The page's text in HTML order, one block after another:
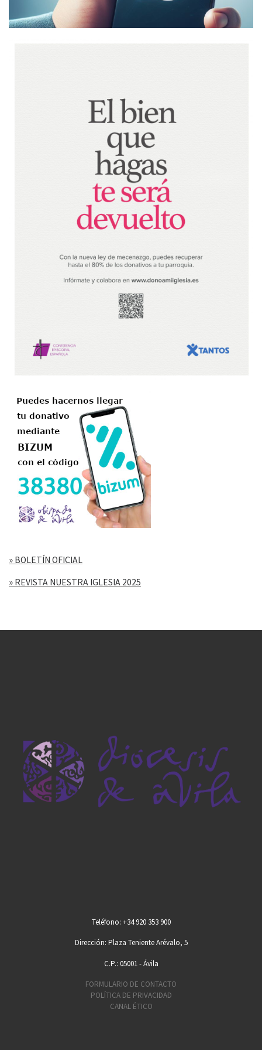
» BOLETÍN OFICIAL
» REVISTA NUESTRA IGLESIA 2025
Teléfono: +34 920 353 900
Dirección: Plaza Teniente Arévalo, 5
C.P.: 05001 - Ávila
FORMULARIO DE CONTACTO
POLÍTICA DE PRIVACIDAD
CANAL ÉTICO